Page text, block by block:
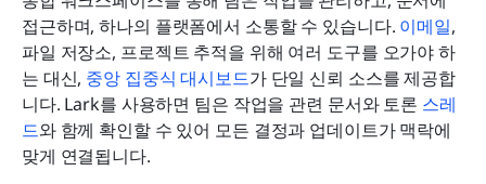
접근하며, 하나의 플랫폼에서 소통할 수 있습니다. 이메일,
파일 저장소, 프로젝트 추적을 위해 여러 도구를 오가야 하
는 대신, 중앙 집중식 대시보드가 단일 신뢰 소스를 제공합
니다. Lark를 사용하면 팀은 작업을 관련 문서와 토론 스레
드와 함께 확인할 수 있어 모든 결정과 업데이트가 맥락에
맞게 연결됩니다.